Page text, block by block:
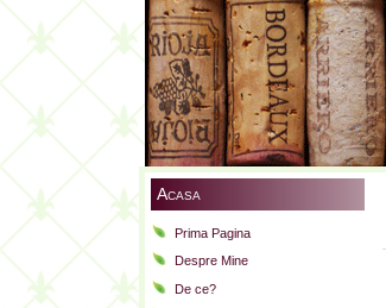
Acasa
Prima Pagina
Despre Mine
De ce?